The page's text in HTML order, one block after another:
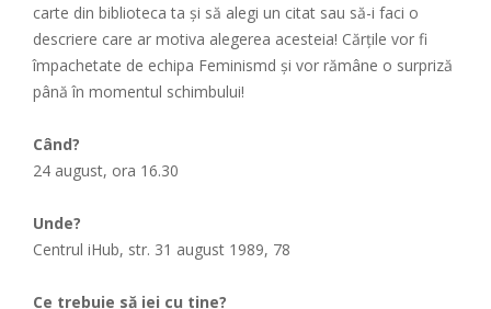
carte din biblioteca ta și să alegi un citat sau să-i faci o
descriere care ar motiva alegerea acesteia! Cărțile vor fi
împachetate de echipa Feminismd și vor rămâne o surpriză
până în momentul schimbului!
Când?
24 august, ora 16.30
Unde?
Centrul iHub, str. 31 august 1989, 78
Ce trebuie să iei cu tine?